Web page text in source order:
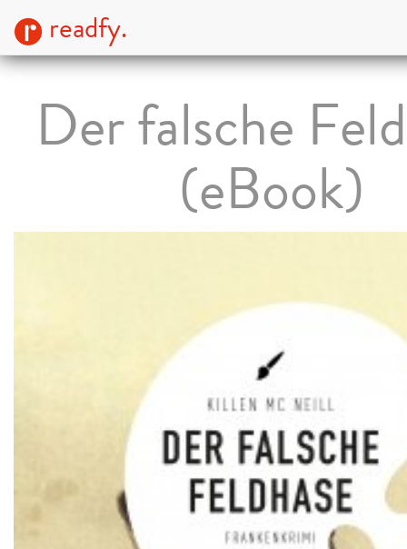
readfy.
Der falsche
(eBook)